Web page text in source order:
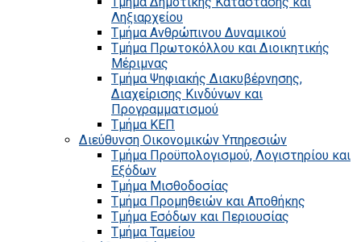
Ληξιαρχείου
Τμήμα Ανθρώπινου Δυναμικού
Τμήμα Πρωτοκόλλου και Διοικητικής
Μέριμνας
Τμήμα Ψηφιακής Διακυβέρνησης,
Διαχείρισης Κινδύνων και
Προγραμματισμού
Τμήμα ΚΕΠ
Διεύθυνση Οικονομικών Υπηρεσιών
Τμήμα Προϋπολογισμού, Λογιστηρίου και
Εξόδων
Τμήμα Μισθοδοσίας
Τμήμα Προμηθειών και Αποθήκης
Τμήμα Εσόδων και Περιουσίας
Τμήμα Ταμείου